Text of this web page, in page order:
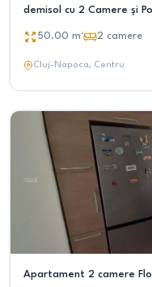
demisol cu 2 Camere și
50.00 m² 2 camere
Cluj-Napoca, Centru
Apartament 2 camere